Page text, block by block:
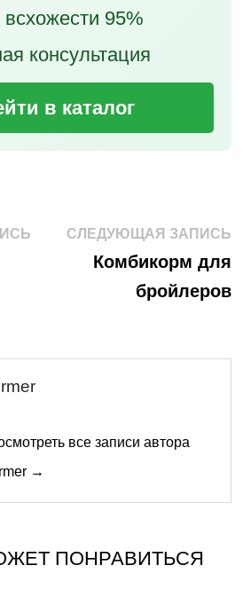
95%
консультация
в каталог
Предыдущая
запись:
СЛЕДУЮЩАЯ ЗАПИСЬ
Комбикорм для
бройлеров
все записи автора
→
ПОНРАВИТЬСЯ